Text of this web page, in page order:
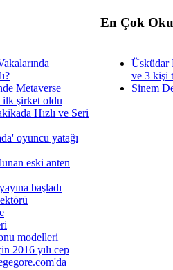
En Çok
Metaverse
ilk şirket oldu
Hızlı ve Seri
oyuncu yatağı
eski anten
başladı
modelleri
2016 yılı cep
Üsküdar
ve 3 kişi
Sinem